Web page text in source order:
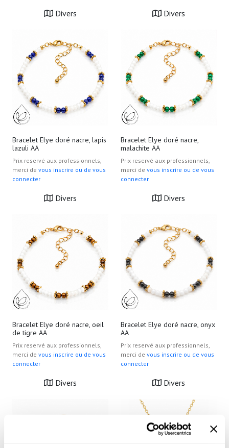
Divers Divers
Bracelet Elye doré nacre, lapis
lazuli AA
Prix reservé aux professionnels,
merci de vous inscrire ou de vous
connecter
Divers
Bracelet Elye doré nacre,
malachite AA
Prix reservé aux professionnels,
merci de vous inscrire ou de vous
connecter
Divers
Bracelet Elye doré nacre, oeil
de tigre AA
Prix reservé aux professionnels,
merci de vous inscrire ou de vous
connecter
Divers
Bracelet Elye doré nacre, onyx
AA
Prix reservé aux professionnels,
merci de vous inscrire ou de vous
connecter
Divers